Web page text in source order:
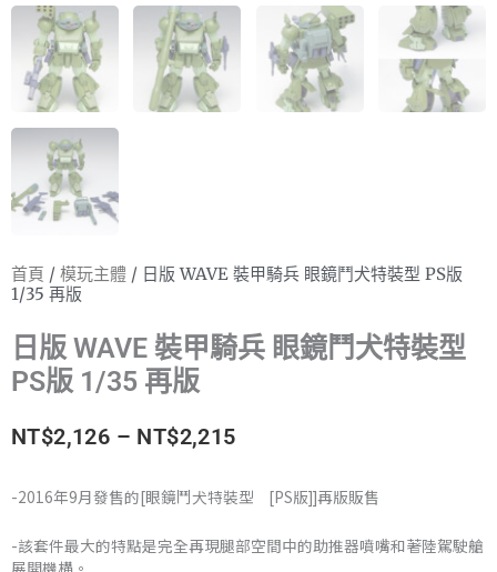
首頁 / 模玩主體 / 日版 WAVE 裝甲騎兵 眼鏡鬥犬特裝型 PS版
1/35 再版
日版 WAVE 裝甲騎兵 眼鏡鬥犬特裝型
PS版 1/35 再版
NT$2,126 – NT$2,215價
-2016年9月發售的[眼鏡鬥犬特裝型 [PS版]]再版販售
-該套件最大的特點是完全再現腿部空間中的助推器噴嘴和著陸駕駛艙